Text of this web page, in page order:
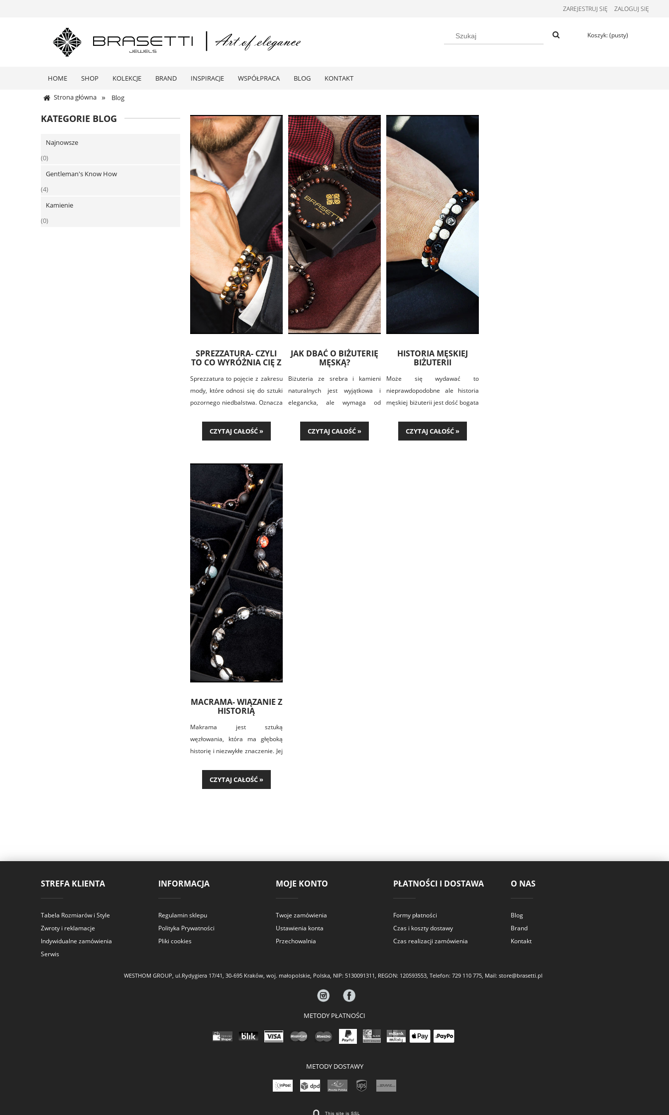
ZAREJESTRUJ SIĘ ZALOGUJ SIĘ
Koszyk:(pusty)
HOME SHOP KOLEKCJE BRAND INSPIRACJE WSPÓŁPRACA BLOG KONTAKT
Strona główna » Blog
KATEGORIE BLOG
Najnowsze
(0)
Gentleman's Know How
(4)
Kamienie
(0)
SPREZZATURA- CZYLI
TO CO WYRÓŻNIA CIĘ Z
Sprezzatura to pojęcie z zakresu
mody, które odnosi się do sztuki
pozornego niedbalstwa. Oznacza
sprezzatura wygląda na nieco
męska może mieć duży wpływ na
sprezzaturę, ponieważ właściwie
dobrane i noszone dodatki mogą
dodać stylu i osobowości do
stroju.
CZYTAJ CAŁOŚĆ »
JAK DBAĆ O BIŻUTERIĘ
MĘSKĄ?
Biżuteria ze srebra i kamieni
naturalnych jest wyjątkowa i
elegancka, ale wymaga od
potrzeba pewnej pielęgnacji, aby
CZYTAJ CAŁOŚĆ »
HISTORIA MĘSKIEJ
BIŻUTERII
Może się wydawać to
nieprawdopodobne ale historia
męskiej biżuterii jest dość bogata
Już wtedy mężczyźni nosili
CZYTAJ CAŁOŚĆ »
MACRAMA- WIĄZANIE Z
HISTORIĄ
Makrama jest sztuką
węzłowania, która ma głęboką
historię i niezwykłe znaczenie. Jej
cywilizacji, gdzie węzły były
CZYTAJ CAŁOŚĆ »
STREFA KLIENTA
Tabela Rozmiarów i Style
Zwroty i reklamacje
Indywidualne zamówienia
Serwis
INFORMACJA
Regulamin sklepu
Polityka Prywatności
Pliki cookies
MOJE KONTO
Twoje zamówienia
Ustawienia konta
Przechowalnia
PŁATNOŚCI I DOSTAWA
Formy płatności
Czas i koszty dostawy
Czas realizacji zamówienia
O NAS
Blog
Brand
Kontakt
WESTHOM GROUP, ul.Rydygiera 17/41, 30-695 Kraków, woj. małopolskie, Polska, NIP: 5130091311, REGON: 120593553, Telefon: 729 110 775 , Mail: store@brasetti.pl
METODY PŁATNOŚCI
METODY DOSTAWY